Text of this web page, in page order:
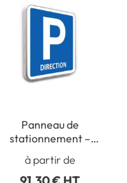
Panneau de
stationnement –
Parking Direction
à partir de